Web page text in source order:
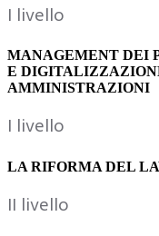
I livello
MANAGEMENT DEI
E
AMMINISTRAZIONI
I livello
LA RIFORMA DEL
II livello